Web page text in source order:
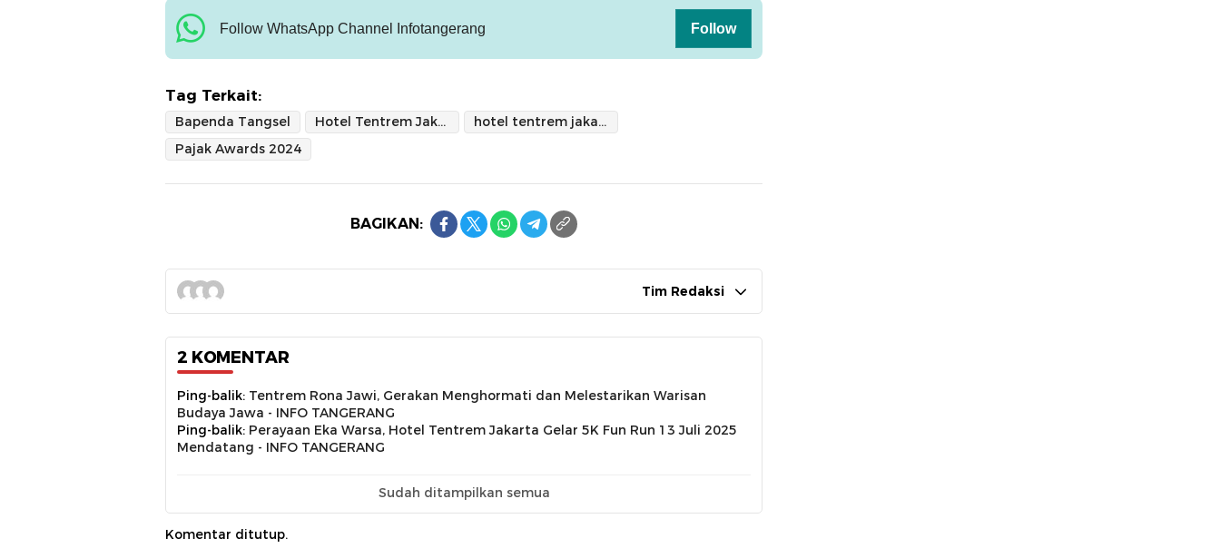
Follow WhatsApp Channel Infotangerang Follow
Tag Terkait:
Bapenda Tangsel Hotel Tentrem Jakarta
hotel tentrem jakarta alam sutera
Pajak Awards 2024
BAGIKAN:
Tim Redaksi
2 KOMENTAR
Ping-balik: Tentrem Rona Jawi, Gerakan Menghormati dan Melestarikan Warisan
Budaya Jawa - INFO TANGERANG
Ping-balik: Perayaan Eka Warsa, Hotel Tentrem Jakarta Gelar 5K Fun Run 13 Juli 2025
Mendatang - INFO TANGERANG
Sudah ditampilkan semua
Komentar ditutup.